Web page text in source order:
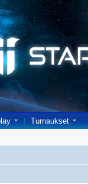
Turnaukset